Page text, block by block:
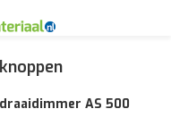
AS 500